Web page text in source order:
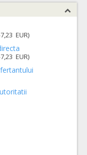
EUR)
EUR)